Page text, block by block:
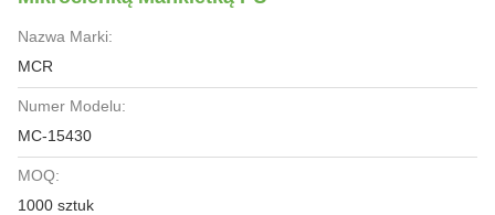
Nazwa Marki:
MCR
Numer Modelu:
MC-15430
MOQ:
1000 sztuk